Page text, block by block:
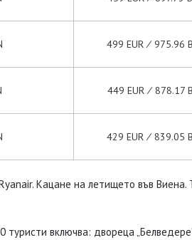
499 EUR ∕ 975.96
449 EUR ∕ 878.17
429 EUR ∕ 839.05
Кацане на летището във
включва: дворецa